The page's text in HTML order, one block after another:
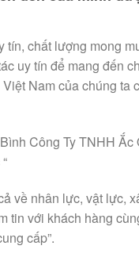
tín, chất lượng mong
uy tín để mang đến
Nam của chúng ta
Công Ty TNHH Ắc
về nhân lực, vật lực,
tin với khách hàng
cấp”.